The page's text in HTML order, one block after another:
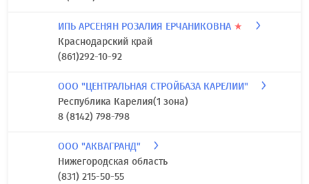
ИПЬ АРСЕНЯН РОЗАЛИЯ ЕРЧАНИКОВНА ★
Краснодарский край
(861)292-10-92
ООО "ЦЕНТРАЛЬНАЯ СТРОЙБАЗА КАРЕЛИИ"
Республика Карелия(1 зона)
8 (8142) 798-798
ООО "АКВАГРАНД"
Нижегородская область
(831) 215-50-55